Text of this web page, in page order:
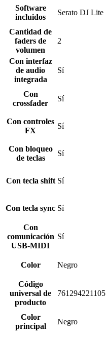
Software
incluidos
Serato DJ Lite
Cantidad de
faders de
volumen
2
Con interfaz
de audio
integrada
Sí
Con
crossfader
Sí
Con controles
FX
Sí
Con bloqueo
de teclas
Sí
Con tecla shift Sí
Con tecla sync Sí
Con
comunicación
USB-MIDI
Sí
Color Negro
Código
universal de
producto
761294221105
Color
principal
Negro